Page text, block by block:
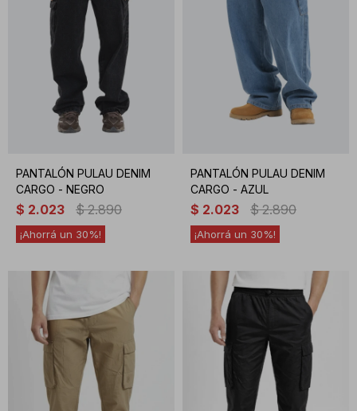
PANTALÓN PULAU DENIM
CARGO - NEGRO
$ 2.023 $ 2.890
30
PANTALÓN PULAU DENIM
CARGO - AZUL
$ 2.023 $ 2.890
30